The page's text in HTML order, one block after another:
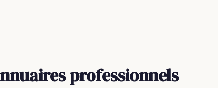
professionnels